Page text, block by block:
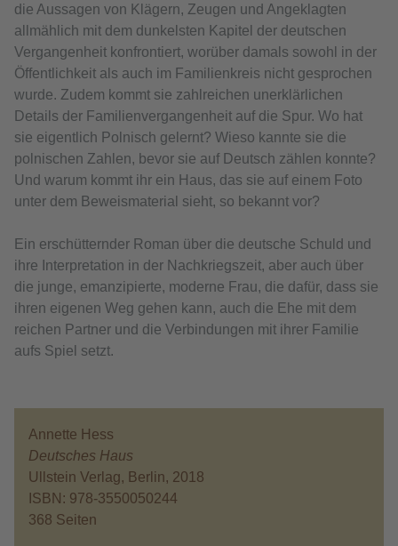
die Aussagen von Klägern, Zeugen und Angeklagten
allmählich mit dem dunkelsten Kapitel der deutschen
Vergangenheit konfrontiert, worüber damals sowohl in der
Öffentlichkeit als auch im Familienkreis nicht gesprochen
wurde. Zudem kommt sie zahlreichen unerklärlichen
Details der Familienvergangenheit auf die Spur. Wo hat
sie eigentlich Polnisch gelernt? Wieso kannte sie die
polnischen Zahlen, bevor sie auf Deutsch zählen konnte?
Und warum kommt ihr ein Haus, das sie auf einem Foto
unter dem Beweismaterial sieht, so bekannt vor?
Ein erschütternder Roman über die deutsche Schuld und
ihre Interpretation in der Nachkriegszeit, aber auch über
die junge, emanzipierte, moderne Frau, die dafür, dass sie
ihren eigenen Weg gehen kann, auch die Ehe mit dem
reichen Partner und die Verbindungen mit ihrer Familie
aufs Spiel setzt.
Annette Hess
Deutsches Haus
Ullstein Verlag, Berlin, 2018
ISBN: 978-3550050244
368 Seiten